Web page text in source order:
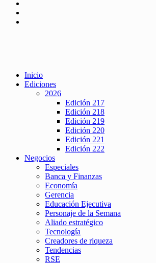
Inicio
Ediciones
2026
Edición 217
Edición 218
Edición 219
Edición 220
Edición 221
Edición 222
Negocios
Especiales
Banca y Finanzas
Economía
Gerencia
Educación Ejecutiva
Personaje de la Semana
Aliado estratégico
Tecnología
Creadores de riqueza
Tendencias
RSE